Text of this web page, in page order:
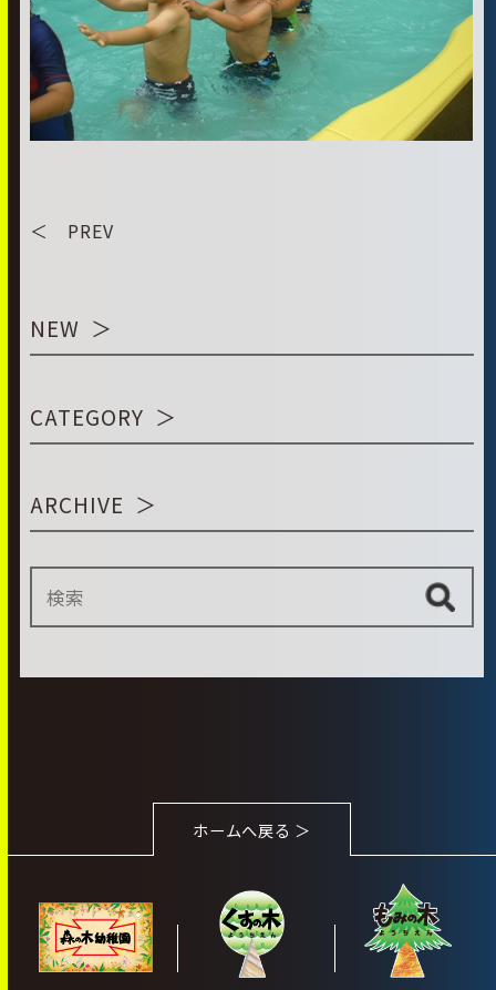
＜ PREV
NEW
CATEGORY
ARCHIVE
ホームへ戻る ＞